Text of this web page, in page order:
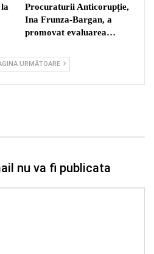
Procuraturii Anticorupție,
Ina Frunza-Bargan, a
promovat evaluarea…
URMĂTOARE
nu va fi publicata